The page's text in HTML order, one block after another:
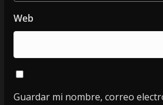
Web
Guardar mi nombre, correo